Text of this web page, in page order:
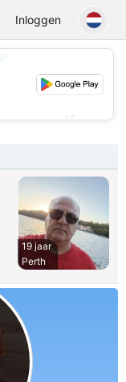
Inloggen
19 jaar
Perth